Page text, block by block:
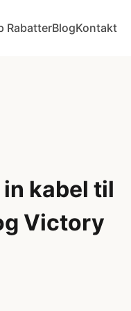
RabatterBlogKontakt
kabel til
Victory